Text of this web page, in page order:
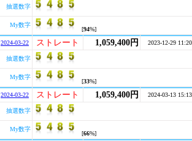
抽選数字
My数字
[94%]
2024-03-22 ストレート 1,059,400円 2023-12-29 11:20
抽選数字
My数字
[33%]
2024-03-22 ストレート 1,059,400円 2024-03-13 15:13
抽選数字
My数字
[66%]